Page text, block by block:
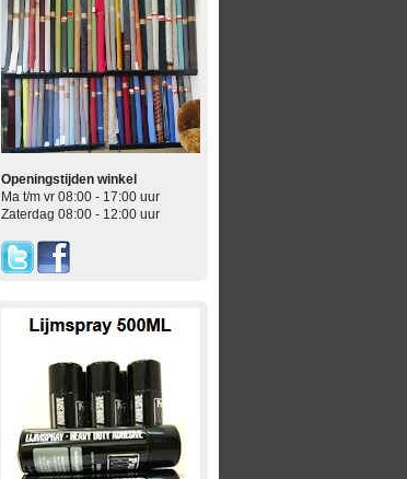
Openingstijden winkel
Ma t/m vr 08:00 - 17:00 uur
Zaterdag 08:00 - 12:00 uur